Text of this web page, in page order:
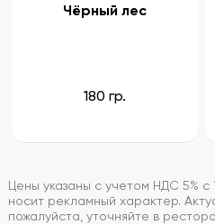
Чёрный лес
180 гр.
Цены указаны с учетом НДС 5% с
носит рекламный характер.
пожалуйста, уточняйте в